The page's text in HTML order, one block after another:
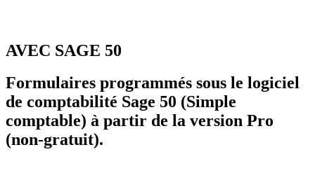
AVEC SAGE 50
Formulaires programmés sous le logiciel
de comptabilité Sage 50 (Simple
comptable) à partir de la version Pro
(non-gratuit).